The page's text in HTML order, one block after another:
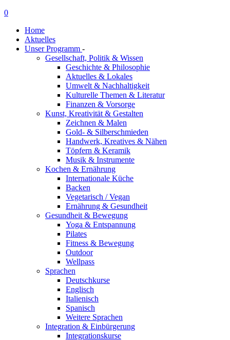
0
Home
Aktuelles
Unser Programm -
Gesellschaft, Politik & Wissen
Geschichte & Philosophie
Aktuelles & Lokales
Umwelt & Nachhaltigkeit
Kulturelle Themen & Literatur
Finanzen & Vorsorge
Kunst, Kreativität & Gestalten
Zeichnen & Malen
Gold- & Silberschmieden
Handwerk, Kreatives & Nähen
Töpfern & Keramik
Musik & Instrumente
Kochen & Ernährung
Internationale Küche
Backen
Vegetarisch / Vegan
Ernährung & Gesundheit
Gesundheit & Bewegung
Yoga & Entspannung
Pilates
Fitness & Bewegung
Outdoor
Wellpass
Sprachen
Deutschkurse
Englisch
Italienisch
Spanisch
Weitere Sprachen
Integration & Einbürgerung
Integrationskurse